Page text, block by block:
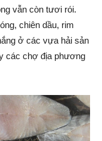
vẫn còn tươi rói.
chiên dầu, rim
ở các vựa hải sản
các chợ địa phương